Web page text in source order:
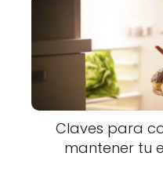
Claves para
mantener tu